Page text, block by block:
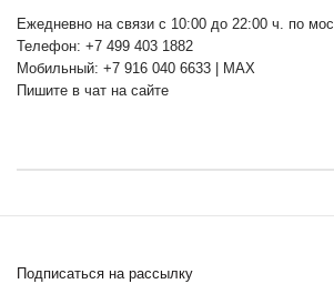
Ежедневно на связи с 10:00 до 22:00 ч. по
Телефон: +7 499 403 1882
Мобильный: +7 916 040 6633 | MAX
Пишите в чат на сайте
Подписаться на рассылку